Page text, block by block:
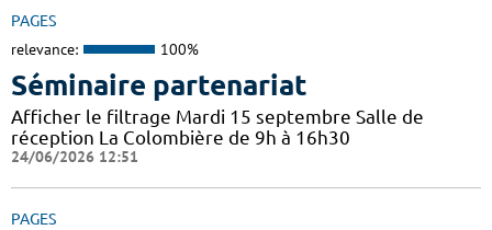
PAGES
relevance: 100%
Séminaire partenariat
Afficher le filtrage Mardi 15 septembre Salle de
réception La Colombière de 9h à 16h30
24/06/2026 12:51
PAGES